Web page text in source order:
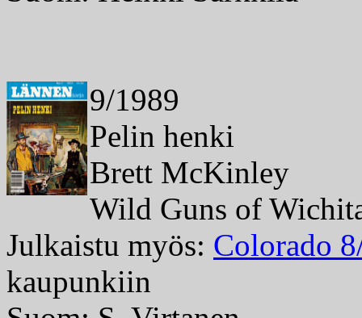
9/1989
Pelin henki
Brett McKinley
Wild Guns of
Julkaistu myös: Colorado
kaupunkiin